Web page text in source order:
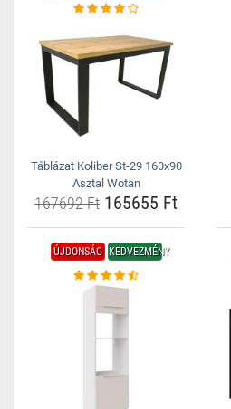
Táblázat Koliber St-29 160x90
Asztal Wotan
167692 Ft 165655 Ft
ÚJDONSÁG KEDVEZMÉNY